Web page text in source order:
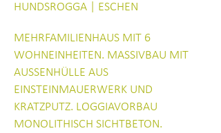
HUNDSROGGA | ESCHEN
MEHRFAMILIENHAUS MIT 6
WOHNEINHEITEN. MASSIVBAU MIT
AUSSENHÜLLE AUS
EINSTEINMAUERWERK UND
KRATZPUTZ. LOGGIAVORBAU
MONOLITHISCH SICHTBETON.